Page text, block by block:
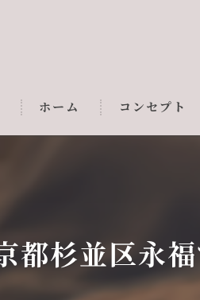
ホーム コンセプト
都杉並区永